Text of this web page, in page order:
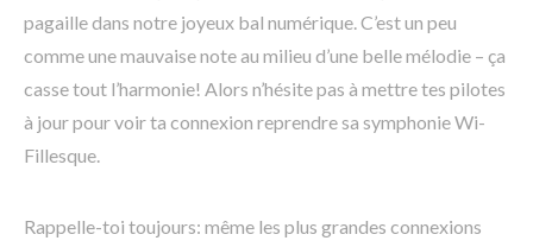
pagaille dans notre joyeux bal numérique. C’est un peu
comme une mauvaise note au milieu d’une belle mélodie – ça
casse tout l’harmonie! Alors n’hésite pas à mettre tes pilotes
à jour pour voir ta connexion reprendre sa symphonie Wi-
Fillesque.
Rappelle-toi toujours: même les plus grandes connexions